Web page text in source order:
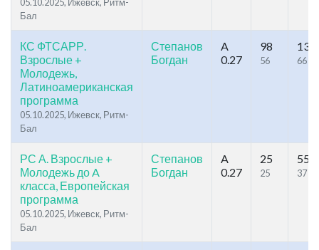
Бал
КС ФТСАРР.
Взрослые +
Молодежь,
Латиноамериканская
программа
05.10.2025, Ижевск, Ритм-
Бал
Степанов
Богдан
A
0.27
98
56
135
66
РС А. Взрослые +
Молодежь до A
класса, Европейская
программа
05.10.2025, Ижевск, Ритм-
Бал
Степанов
Богдан
A
0.27
25
25
55
37